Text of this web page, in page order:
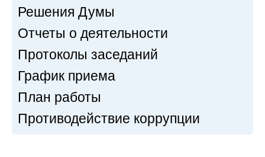
Решения Думы
Отчеты о деятельности
Протоколы заседаний
График приема
План работы
Противодействие коррупции